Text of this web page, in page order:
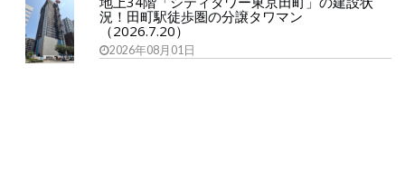
況！田町駅徒歩圏の分譲タワマン
（2026.7.20）
2026年08月01日